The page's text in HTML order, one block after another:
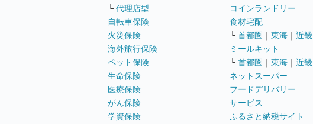
└ 代理店型
自転車保険
火災保険
海外旅行保険
ペット保険
生命保険
医療保険
がん保険
学資保険
コインランドリー
食材宅配
└ 首都圏 ｜ 東海 ｜ 近畿
ミールキット
└ 首都圏 ｜ 東海 ｜ 近畿
ネットスーパー
フードデリバリー
サービス
ふるさと納税サイト